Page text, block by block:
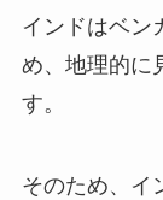
インドはベン
め、地理的に
す。
そのため、イ